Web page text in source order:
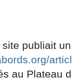
publiait
au Plateau